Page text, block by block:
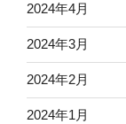
2024年4月
2024年3月
2024年2月
2024年1月